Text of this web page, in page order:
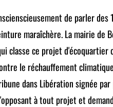
de parler
maraîchère. La mairie de
classe ce projet d'écoquartier
le réchauffement
dans Libération signée
à tout projet et